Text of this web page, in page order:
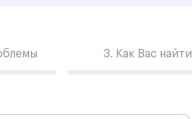
3. Как Вас найти